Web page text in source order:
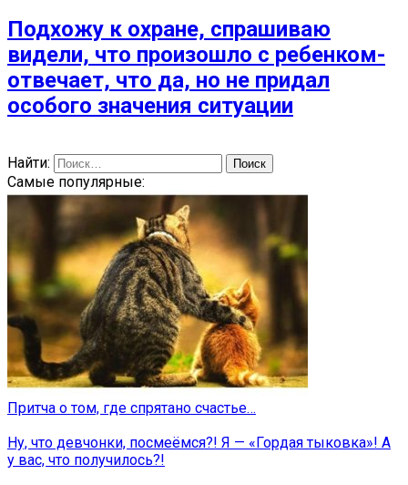
Подхожу к охране, спрашиваю
видели, что произошло с ребенком-
отвечает, что да, но не придал
особого значения ситуации
Найти:
Самые популярные:
Притча о том, где спрятано счастье…
Ну, что девчонки, посмеёмся?! Я — «Гордая тыковка»! А
у вас, что получилось?!